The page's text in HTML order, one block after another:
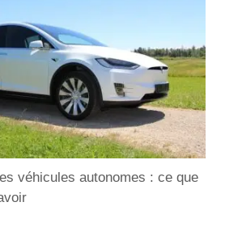
véhicules autonomes : ce que